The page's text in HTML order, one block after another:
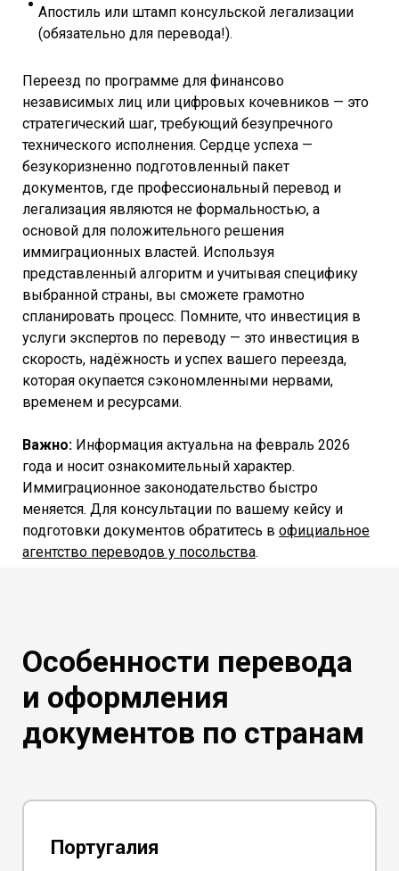
Апостиль или штамп консульской легализации
(обязательно для перевода!).
Переезд по программе для финансово
независимых лиц или цифровых кочевников — это
стратегический шаг, требующий безупречного
технического исполнения. Сердце успеха —
безукоризненно подготовленный пакет
документов, где профессиональный перевод и
легализация являются не формальностью, а
основой для положительного решения
иммиграционных властей. Используя
представленный алгоритм и учитывая специфику
выбранной страны, вы сможете грамотно
спланировать процесс. Помните, что инвестиция в
услуги экспертов по переводу — это инвестиция в
скорость, надёжность и успех вашего переезда,
которая окупается сэкономленными нервами,
временем и ресурсами.
Важно: Информация актуальна на февраль 2026
года и носит ознакомительный характер.
Иммиграционное законодательство быстро
меняется. Для консультации по вашему кейсу и
подготовки документов обратитесь в официальное
агентство переводов у посольства.
Особенности перевода
и оформления
документов по странам
Португалия